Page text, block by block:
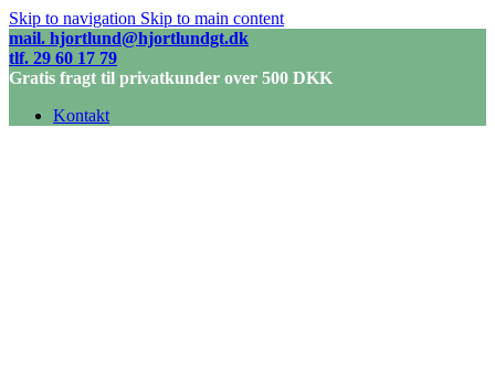
Skip to navigation Skip to main content
mail. hjortlund@hjortlundgt.dk
tlf. 29 60 17 79
Gratis fragt til privatkunder over 500 DKK
Kontakt